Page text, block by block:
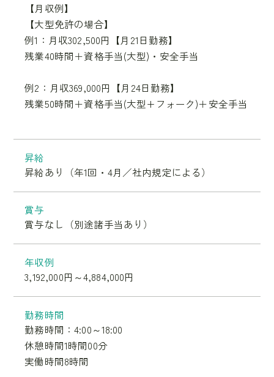
【月収例】
【大型免許の場合】
例1：月収302,500円【月21日勤務】
残業40時間＋資格手当(大型)・安全手当
例2：月収369,000円【月24日勤務】
残業50時間＋資格手当(大型+フォーク)＋安全手当
昇給
昇給あり（年1回・4月／社内規定による）
賞与
賞与なし（別途諸手当あり）
年収例
3,192,000円～4,884,000円
勤務時間
勤務時間：4:00～18:00
休憩時間1時間00分
実働時間8時間